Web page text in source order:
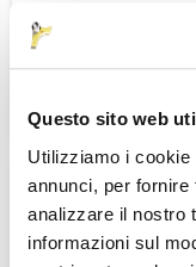
Questo sito web
Utilizziamo i
annunci, per
analizzare il nostro
informazioni sul
individuiamo
fraterne per...